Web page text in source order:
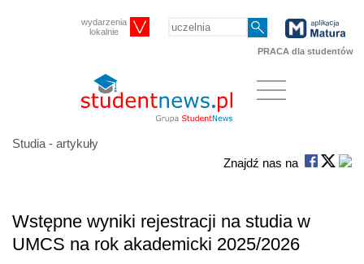
wydarzenia
lokalnie
PRACA dla studentów
Studia - artykuły
Znajdź nas na
Wstępne wyniki rejestracji na studia w
UMCS na rok akademicki 2025/2026